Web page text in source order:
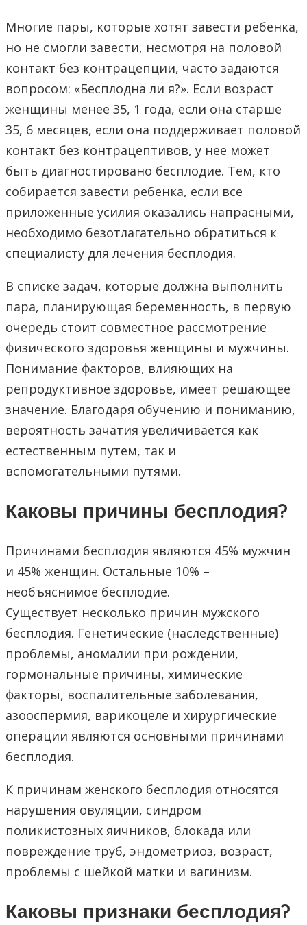
Многие пары, которые хотят завести ребенка,
но не смогли завести, несмотря на половой
контакт без контрацепции, часто задаются
вопросом: «Бесплодна ли я?». Если возраст
женщины менее 35, 1 года, если она старше
35, 6 месяцев, если она поддерживает половой
контакт без контрацептивов, у нее может
быть диагностировано бесплодие. Тем, кто
собирается завести ребенка, если все
приложенные усилия оказались напрасными,
необходимо безотлагательно обратиться к
специалисту для лечения бесплодия.
В списке задач, которые должна выполнить
пара, планирующая беременность, в первую
очередь стоит совместное рассмотрение
физического здоровья женщины и мужчины.
Понимание факторов, влияющих на
репродуктивное здоровье, имеет решающее
значение. Благодаря обучению и пониманию,
вероятность зачатия увеличивается как
естественным путем, так и
вспомогательными путями.
Каковы причины бесплодия?
Причинами бесплодия являются 45% мужчин
и 45% женщин. Остальные 10% –
необъяснимое бесплодие.
Существует несколько причин мужского
бесплодия. Генетические (наследственные)
проблемы, аномалии при рождении,
гормональные причины, химические
факторы, воспалительные заболевания,
азооспермия, варикоцеле и хирургические
операции являются основными причинами
бесплодия.
К причинам женского бесплодия относятся
нарушения овуляции, синдром
поликистозных яичников, блокада или
повреждение труб, эндометриоз, возраст,
проблемы с шейкой матки и вагинизм.
Каковы признаки бесплодия?